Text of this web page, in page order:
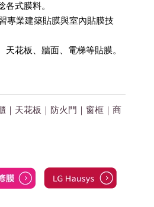
各式膜料。
專業建築貼膜與室內貼膜技
天花板、牆面、電梯等貼膜。
｜天花板｜防火門｜窗框｜商